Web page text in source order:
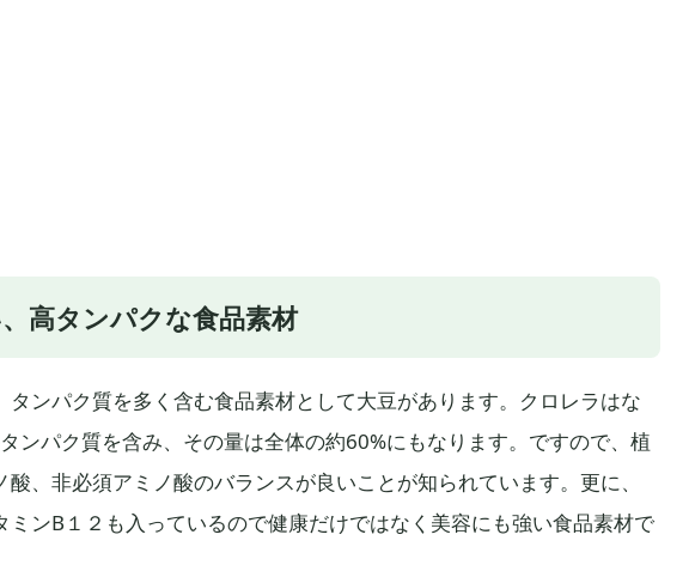
高タンパクな食品素材
タンパク質を多く含む食品素材として大豆があります。クロレラはな
ンパク質を含み、その量は全体の約60%にもなります。ですので、植
、非必須アミノ酸のバランスが良いことが知られています。更に、
ミンB１２も入っているので健康だけではなく美容にも強い食品素材で